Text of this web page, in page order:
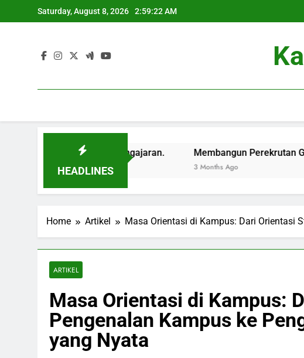
to
Saturday, August 8, 2026 2:59:23 AM
HEADLINES
dan Luar Pengajaran. Membangun Perekrutan Globalisasi:
Home Artikel Masa Orientasi di Kampus: Dari Orientasi
ARTIKEL
Masa Orientasi di Kampus:
Pengenalan Kampus ke
yang Nyata